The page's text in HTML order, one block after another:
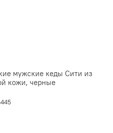
(справа внизу) в любой
мужские кеды Сити из
кожи, черные
45